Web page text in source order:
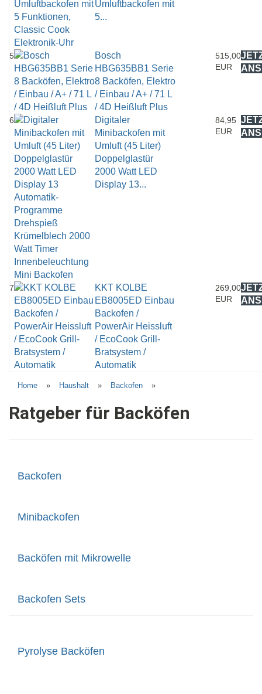
Umluftbackofen mit
5...
5
Bosch
HBG635BB1 Serie
8 Backöfen, Elektro
/ Einbau / A+ / 71 L
/ 4D Heißluft Plus
515,00
EUR
6
Digitaler
Minibackofen mit
Umluft (45 Liter)
Doppelglastür
2000 Watt LED
Display 13...
84,95
EUR
7
KKT KOLBE
EB8005ED Einbau
Backofen /
PowerAir Heissluft
/ EcoCook Grill-
Bratsystem /
Automatik
269,00
EUR
Home » Haushalt » Backofen »
Ratgeber für Backöfen
Backofen
Minibackofen
Backöfen mit Mikrowelle
Backofen Sets
Pyrolyse Backöfen